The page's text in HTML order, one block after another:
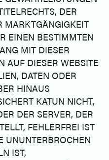
DER
MARKTGÄNGIGKEIT
EINEN BESTIMMTEN
MIT DIESER
AUF DIESER WEBSITE
DATEN ODER
HINAUS
KATUN NICHT,
DER SERVER, DER
FEHLERFREI IST
UNUNTERBROCHEN
IST,